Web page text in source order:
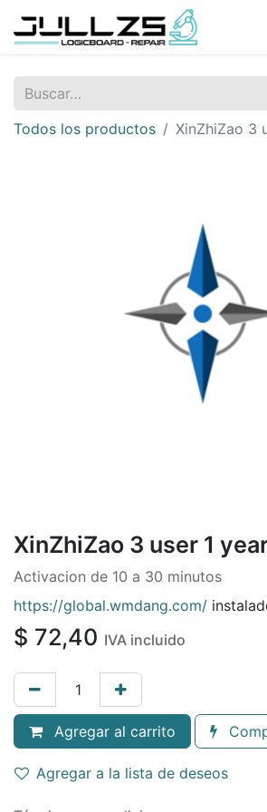
Todos los productos XinZhiZao 3
XinZhiZao 3 user 1
Activacion de 10 a 30 minutos
https://global.wmdang.com/
$ 72,40 IVA incluido
Agregar al carrito
Agregar a la lista de deseos